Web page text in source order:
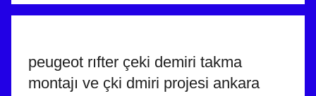
i
n
d
peugeot rıfter çeki demiri takma
montajı ve çki dmiri projesi ankara